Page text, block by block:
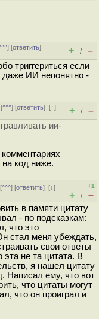
] [ответить]
+ / –
триггериться если
даже ИИ непонятно -
^^^] [ответить][↑]
+ / –
ии-
код ниже.
^^^] [ответить][↓]
+1
+ / –
в памяти цитату
- по подсказкам:
что это
стал меня убеждать,
свои ответы
эта не та цитата. В
я нашел цитату
Написал ему, что вот
что цитаты могут
что он проиграл и